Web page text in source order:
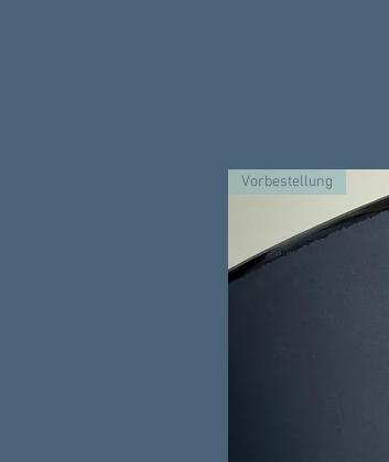
Vorbestellung